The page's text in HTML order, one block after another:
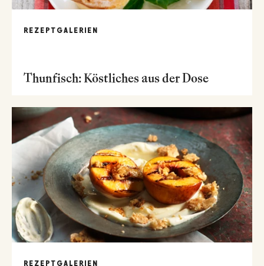
REZEPTGALERIEN
Thunfisch: Köstliches aus der Dose
REZEPTGALERIEN